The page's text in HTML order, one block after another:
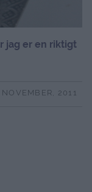
jag er en riktigt
NOVEMBER, 2011